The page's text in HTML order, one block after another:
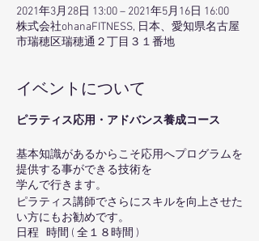
2021年3月28日 13:00 – 2021年5月16日 16:00
株式会社ohanaFITNESS, 日本、愛知県名古屋
市瑞穂区瑞穂通２丁目３１番地
イベントについて
ピラティス応用・アドバンス養成コース
基本知識があるからこそ応用へプログラムを
提供する事ができる技術を
学んで行きます。
ピラティス講師でさらにスキルを向上させた
い方にもお勧めです。
日程 時間 ( 全１８時間 )